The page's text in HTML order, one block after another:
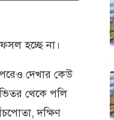
হচ্ছে না।
পরেও দেখার কেউ
থেকে পলি
দক্ষিণ